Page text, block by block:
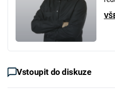
Vstoupit do diskuze